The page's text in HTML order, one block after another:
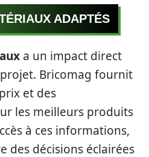
ADAPTÉS
a un impact direct
Bricomag fournit
et des
les meilleurs produits
à ces informations,
des décisions éclairées